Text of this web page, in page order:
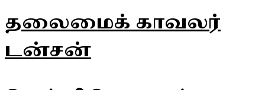
தலைமைக் காவலர்
டன்சன்